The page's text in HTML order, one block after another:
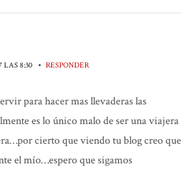
LAS 8:30 • RESPONDER
para hacer mas llevaderas las
es lo único malo de ser una viajera
cierto que viendo tu blog creo que
el mío…espero que sigamos